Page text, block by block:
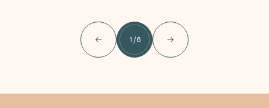
1 /6